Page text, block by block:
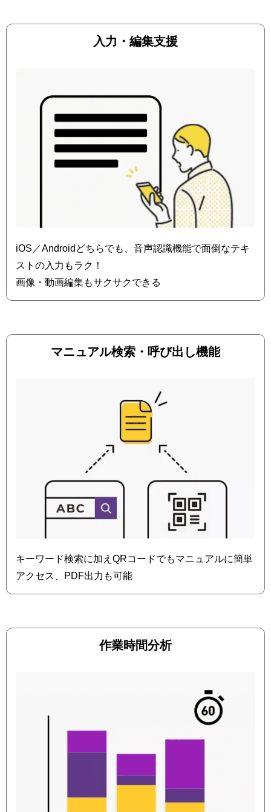
入力・編集支援
iOS／Androidどちらでも、音声認識機能で面倒なテキ
ストの入力もラク！
画像・動画編集もサクサクできる
マニュアル検索・呼び出し機能
キーワード検索に加えQRコードでもマニュアルに簡単
アクセス、PDF出力も可能
作業時間分析